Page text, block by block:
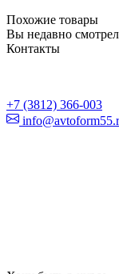
Похожие товары
Вы недавно
Контакты
+7 (3812) 366-003